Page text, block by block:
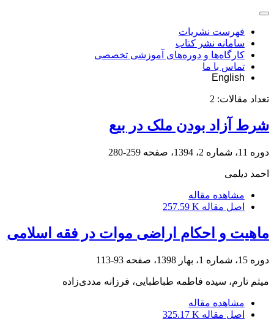
فهرست نشریات
سامانه نشر کتاب
کارگاه‌ها و دوره‌های آموزشی تخصصی
تماس با ما
English
تعداد مقالات: 2
شرط آزاد بودن ملک در بیع
دوره 11، شماره 2، 1394، صفحه 259-280
احمد دیلمی
مشاهده مقاله
اصل مقاله 257.59 K
ماهیت و احکام اراضی موات در فقه اسلامی
دوره 15، شماره 1، بهار 1398، صفحه 93-113
میثم تارم، سیده فاطمه طباطبایی، فرزانه مددی‌زاده
مشاهده مقاله
اصل مقاله 325.17 K